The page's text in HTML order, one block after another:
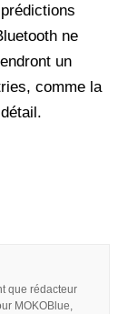
ne
un
comme la
que rédacteur
MOKOBlue,